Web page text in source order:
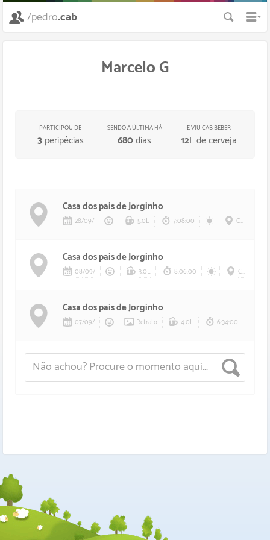
/pedro.cab Busca
Marcelo G
PARTICIPOU DE
3peripécias
SENDO A ÚLTIMA HÁ
680dias
E VIU CAB BEBER
12L de cerveja
Casa dos pais de Jorginho
28/09/ 5.0L 7:08:00 Casa dos pais de Jorginho
Casa dos pais de Jorginho
08/09/ 3.0L 8:06:00 Casa dos pais de Jorginho
Casa dos pais de Jorginho
07/09/ Retrato 4.0L 6:34:00